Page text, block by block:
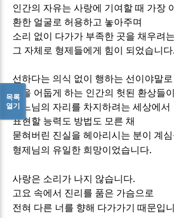
인간의 자유는 사랑에 기여할 때 가장
환한 얼굴로 허용하고 놓아주며
소리 없이 다가가 부족한 곳을 채우려
그 자체로 형제들에게 힘이 되었습니다.
선하다는 의식 없이 행하는 선이야말
선을 어둡게 하는 인간의 헛된 환상들이
하느님의 자리를 차지하려는 세상에서
표현할 능력도 방법도 모른 채
묻혀버린 진실을 헤아리시는 분이 계
형제님의 유일한 희망이었습니다.
사랑은 소리가 나지 않습니다.
고요 속에서 진리를 품은 가슴으로
전혀 다른 너를 향해 다가가기 때문입
목록
열기